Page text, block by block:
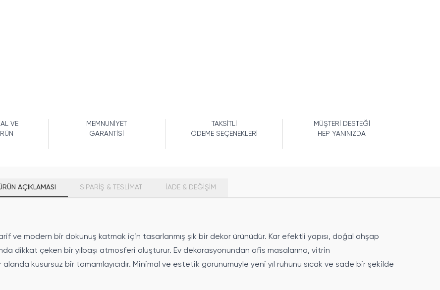
VE
MEMNUNİYET
GARANTİSİ
TAKSİTLİ
ÖDEME SEÇENEKLERİ
MÜŞTERİ DESTEĞİ
HEP YANINIZDA
AÇIKLAMASI SİPARİŞ & TESLİMAT İADE & DEĞİŞİM
ve modern bir dokunuş katmak için tasarlanmış şık bir dekor ürünüdür. Kar efektli yapısı, doğal ahşap
dikkat çeken bir yılbaşı atmosferi oluşturur. Ev dekorasyonundan ofis masalarına, vitrin
kusursuz bir tamamlayıcıdır. Minimal ve estetik görünümüyle yeni yıl ruhunu sıcak ve sade bir şekilde